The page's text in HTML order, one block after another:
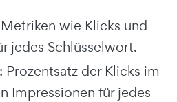
wie Klicks und
jedes Schlüsselwort.
: Prozentsatz der Klicks im
Impressionen für jedes